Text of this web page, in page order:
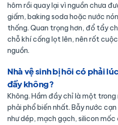
hôm rồi quay lại vì nguồn chưa
giấm, baking soda hoặc nước
thống. Quan trọng hơn, đổ tẩy
chỗ khí cống lọt lên, nên rốt
nguồn.
Nhà vệ sinh bị hôi có phải
đầy không?
Không. Hầm đầy chỉ là một trong
phải phổ biến nhất. Bẫy nước
như dép, mạch gạch, silicon mốc